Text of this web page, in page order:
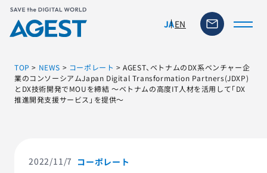
JAEN
トップページ
TOP > NEWS > コーポレート >AGEST、ベトナムのDX系ベンチャー企
業のコンソーシアムJapan Digital Transformation Partners(JDXP)
とDX技術開発でMOUを締結 ～ベトナムの高度IT人材を活用して「DX
推進開発支援サービス」を提供～
2022/11/7 コーポレート